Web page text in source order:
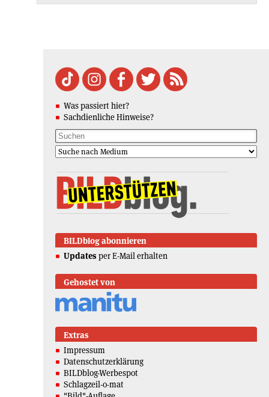
Was passiert hier?
Sachdienliche Hinweise?
BILDblog abonnieren
Updates per E-Mail erhalten
Gehostet von
Extras
Impressum
Datenschutzerklärung
BILDblog-Werbespot
Schlagzeil-o-mat